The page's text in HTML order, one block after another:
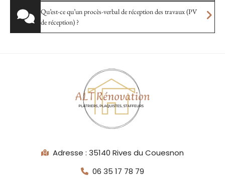
Qu’est-ce qu’un procès-verbal de réception des travaux (PV
de réception) ?
Adresse : 35140 Rives du Couesnon
06 35 17 78 79